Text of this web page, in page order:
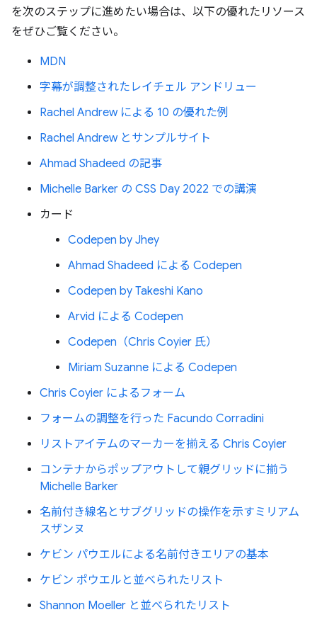
を次のステップに進めたい場合は、以下の優れたリソース
をぜひご覧ください。
MDN
字幕が調整されたレイチェル アンドリュー
Rachel Andrew による 10 の優れた例
Rachel Andrew とサンプルサイト
Ahmad Shadeed の記事
Michelle Barker の CSS Day 2022 での講演
カード
Codepen by Jhey
Ahmad Shadeed による Codepen
Codepen by Takeshi Kano
Arvid による Codepen
Codepen（Chris Coyier 氏）
Miriam Suzanne による Codepen
Chris Coyier によるフォーム
フォームの調整を行った Facundo Corradini
リストアイテムのマーカーを揃える Chris Coyier
コンテナからポップアウトして親グリッドに揃う
Michelle Barker
名前付き線名とサブグリッドの操作を示すミリアム
スザンヌ
ケビン パウエルによる名前付きエリアの基本
ケビン ポウエルと並べられたリスト
Shannon Moeller と並べられたリスト